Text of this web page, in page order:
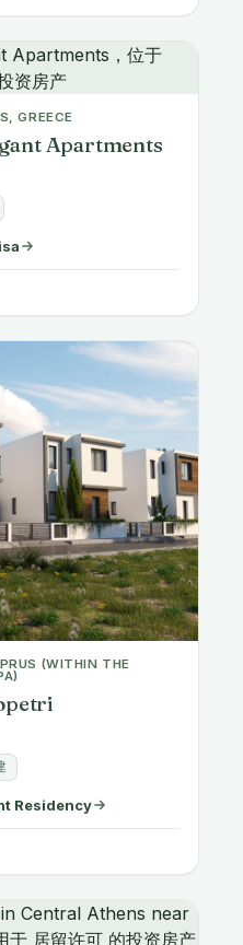
GREECE
Apartments
(WITHIN THE
Residency